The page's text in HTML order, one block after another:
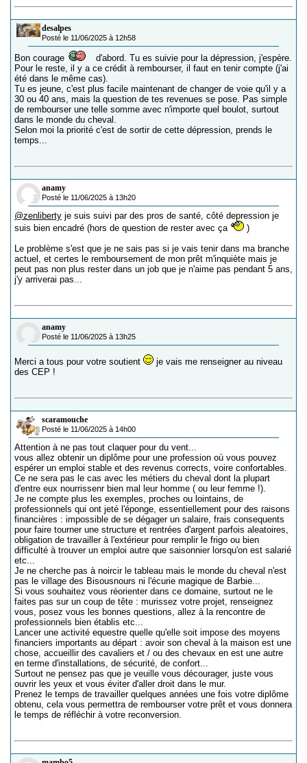
desalpes
Posté le 11/06/2025 à 12h58
Bon courage
d'abord. Tu es suivie pour la dépression, j'espère.
Pour le reste, il y a ce crédit à rembourser, il faut en tenir compte (j'ai
été dans le même cas).
Tu es jeune, c'est plus facile maintenant de changer de voie qu'il y a
30 ou 40 ans, mais la question de tes revenues se pose. Pas simple
de rembourser une telle somme avec n'importe quel boulot, surtout
dans le monde du cheval.
Selon moi la priorité c'est de sortir de cette dépression, prends le
temps...
anamy
Posté le 11/06/2025 à 13h20
@zenliberty je suis suivi par des pros de santé, côté depression je
suis bien encadré (hors de question de rester avec ça
)
Le problème s'est que je ne sais pas si je vais tenir dans ma branche
actuel, et certes le remboursement de mon prêt m'inquiète mais je
peut pas non plus rester dans un job que je n'aime pas pendant 5 ans,
j'y arriverai pas...
anamy
Posté le 11/06/2025 à 13h25
Merci a tous pour votre soutient
je vais me renseigner au niveau
des CEP !
scaramouche
Posté le 11/06/2025 à 14h00
Attention à ne pas tout claquer pour du vent...
vous allez obtenir un diplôme pour une profession où vous pouvez
espérer un emploi stable et des revenus corrects, voire confortables.
Ce ne sera pas le cas avec les métiers du cheval dont la plupart
d'entre eux nourrissenr bien mal leur homme ( ou leur femme !).
Je ne compte plus les exemples, proches ou lointains, de
professionnels qui ont jeté l'éponge, essentiellement pour des raisons
financières : impossible de se dégager un salaire, frais consequents
pour faire tourner une structure et rentrées d'argent parfois aleatoires,
obligation de travailler à l'extérieur pour remplir le frigo ou bien
difficulté à trouver un emploi autre que saisonnier lorsqu'on est salarié
etc...
Je ne cherche pas à noircir le tableau mais le monde du cheval n'est
pas le village des Bisousnours ni l'écurie magique de Barbie...
Si vous souhaitez vous réorienter dans ce domaine, surtout ne le
faites pas sur un coup de tête : murissez votre projet, renseignez
vous, posez vous les bonnes questions, allez à la rencontre de
professionnels bien établis etc...
Lancer une activité equestre quelle qu'elle soit impose des moyens
financiers importants au départ : avoir son cheval à la maison est une
chose, accueillir des cavaliers et / ou des chevaux en est une autre
en terme d'installations, de sécurité, de confort...
Surtout ne pensez pas que je veuille vous décourager, juste vous
ouvrir les yeux et vous éviter d'aller droit dans le mur.
Prenez le temps de travailler quelques années une fois votre diplôme
obtenu, cela vous permettra de rembourser votre prêt et vous donnera
le temps de réfléchir à votre reconversion.